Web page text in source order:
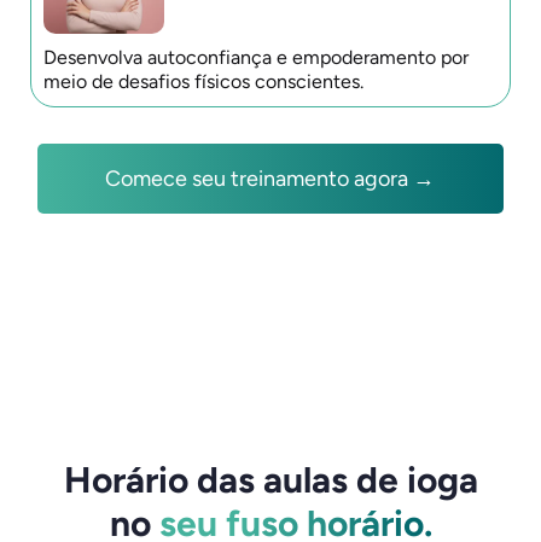
Comece seu treinamento agora →
Desenvolva autoconfiança e empoderamento por
meio de desafios físicos conscientes.
Horário das aulas de ioga
no seu fuso horário.